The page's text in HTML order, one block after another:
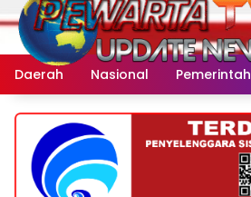
Langsung
ke
konten
Daerah
Nasional Pemerintah